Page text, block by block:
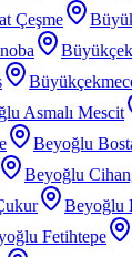
Çeşme
Asmalı Mescit
Beyoğlu
Beyoğlu
Beyoğlu
Fetihtepe